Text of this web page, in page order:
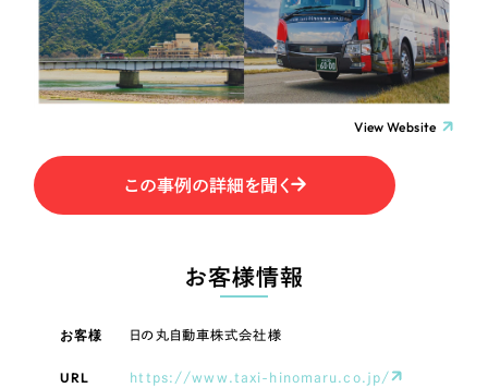
一過性の広告に頼らず、「仕組み」と「ノウハウ」
を残す資産型DX支援をご提供します
マーケティングDX支援
Webサイト制作
コーポレートサイト制作
制作実績
すべて （624件）
コーポレート・企業サイト （278件）
求人・採用サイト （61件）
ECサイト（オンラインショップ）
LP（ランディングページ） （28件）
キャンペーン・プロモーションサイト
ブランディング（ロゴ・印刷物）
その他 （1件）
ブランドサイト・サービスサイト
求人・採用サイト
ポータルサイト・メディアサイト
サイト
View Website
この事例の詳細を聞く
お客様情報
お客様 日の丸自動車株式会社様
URL https://www.taxi-hinomaru.co.jp/